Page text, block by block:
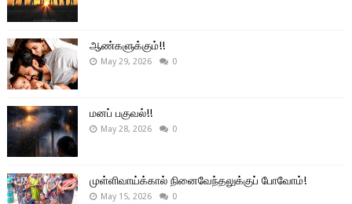
ஆண்களுக்கும்!!
May 29, 2026 0
மனப் பகுவல்!!
May 28, 2026 0
முள்ளிவாய்க்கால் நினைவேந்தலுக்குப் போவோம்!
May 15, 2026 0